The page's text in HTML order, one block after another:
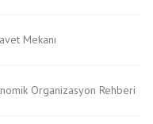
Mekanı
Organizasyon Rehberi